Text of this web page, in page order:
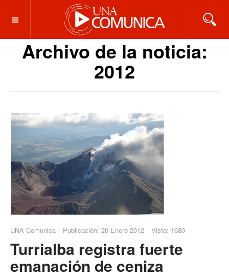
OFF CANVAS
Archivo de la noticia:
2012
UNA Comunica Publicación: 20 Enero 2012 Visto: 1680
Turrialba registra fuerte
emanación de ceniza